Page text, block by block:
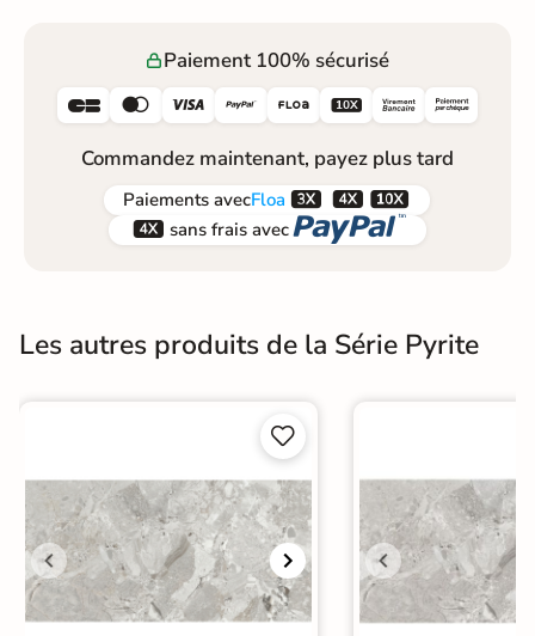
Paiement 100% sécurisé
     
Commandez maintenant, payez plus tard
Paiements avecFloa  
 sans frais avec 
Les autres produits de la Série Pyrite

